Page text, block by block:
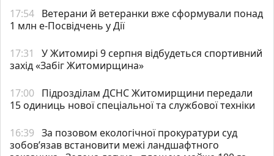
17:54 Ветерани й ветеранки вже сформували понад
1 млн е-Посвідчень у Дії
17:31
У Житомирі 9 серпня відбудеться спортивний
захід «Забіг Житомирщина»
17:00 Підрозділам ДСНС Житомирщини передали
15 одиниць нової спеціальної та службової техніки
16:39 За позовом екологічної прокуратури суд
зобов’язав встановити межі ландшафтного